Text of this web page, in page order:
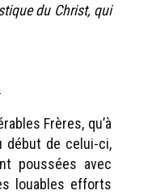
du Christ, qui
Frères, qu’à
début de celui-ci,
poussées avec
louables efforts